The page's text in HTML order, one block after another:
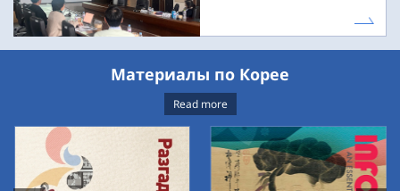
Материалы по Корее
Read more